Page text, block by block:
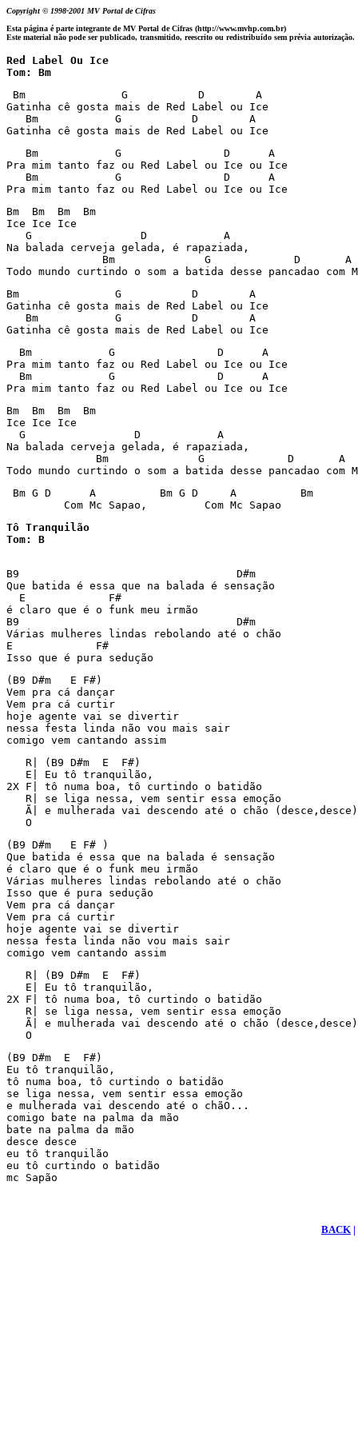
Copyright © 1998-2001 MV Portal de Cifras
Esta página é parte integrante de MV Portal de Cifras (http://www.mvhp.com.br)
Este material não pode ser publicado, transmitido, reescrito ou redistribuído sem prévia autorização.
Red Label Ou Ice
Tom: Bm
Bm               G           D        A
Gatinha cê gosta mais de Red Label ou Ice
   Bm            G           D        A
Gatinha cê gosta mais de Red Label ou Ice
   Bm            G                D      A
Pra mim tanto faz ou Red Label ou Ice ou Ice
   Bm            G                D      A
Pra mim tanto faz ou Red Label ou Ice ou Ice
Bm  Bm  Bm  Bm
Ice Ice Ice
   G                 D            A
Na balada cerveja gelada, é rapaziada,
               Bm              G             D       A
Todo mundo curtindo o som a batida desse pancadao com
Bm               G           D        A
Gatinha cê gosta mais de Red Label ou Ice
   Bm            G           D        A
Gatinha cê gosta mais de Red Label ou Ice
  Bm            G                D      A
Pra mim tanto faz ou Red Label ou Ice ou Ice
  Bm            G                D      A
Pra mim tanto faz ou Red Label ou Ice ou Ice
Bm  Bm  Bm  Bm
Ice Ice Ice
  G                 D            A
Na balada cerveja gelada, é rapaziada,
              Bm              G             D       A
Todo mundo curtindo o som a batida desse pancadao com
Bm G D      A          Bm G D     A          Bm
         Com Mc Sapao,         Com Mc Sapao
Tô Tranquilão
Tom: B
B9                                  D#m
Que batida é essa que na balada é sensação
  E             F#
é claro que é o funk meu irmão
B9                                  D#m
Várias mulheres lindas rebolando até o chão
E             F#
Isso que é pura sedução
(B9 D#m   E F#)
Vem pra cá dançar
Vem pra cá curtir
hoje agente vai se divertir
nessa festa linda não vou mais sair
comigo vem cantando assim
   R| (B9 D#m  E  F#)
   E| Eu tô tranquilão,
2X F| tô numa boa, tô curtindo o batidão
   R| se liga nessa, vem sentir essa emoção
   Ã| e mulherada vai descendo até o chão (desce,desce)
(B9 D#m   E F# )
Que batida é essa que na balada é sensação
é claro que é o funk meu irmão
Várias mulheres lindas rebolando até o chão
Isso que é pura sedução
Vem pra cá dançar
Vem pra cá curtir
hoje agente vai se divertir
nessa festa linda não vou mais sair
comigo vem cantando assim
   R| (B9 D#m  E  F#)
   E| Eu tô tranquilão,
2X F| tô numa boa, tô curtindo o batidão
   R| se liga nessa, vem sentir essa emoção
   Ã| e mulherada vai descendo até o chão (desce,desce)
   O
(B9 D#m  E  F#)
Eu tô tranquilão,
tô numa boa, tô curtindo o batidão
se liga nessa, vem sentir essa emoção
e mulherada vai descendo até o chãO...
comigo bate na palma da mão
bate na palma da mão
desce desce
eu tô tranquilão
eu tô curtindo o batidão
mc Sapão
BACK |